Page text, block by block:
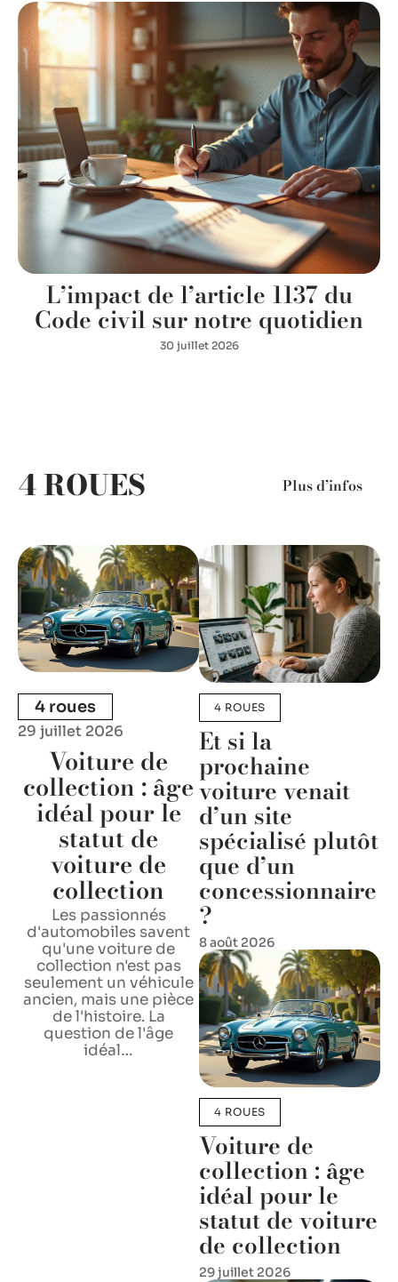
L’impact de l’article 1137 du
Code civil sur notre quotidien
30 juillet 2026
4 ROUES Plus d’infos
4 roues
29 juillet 2026
Voiture de
collection : âge
idéal pour le
statut de
voiture de
collection
Les passionnés
d'automobiles savent
qu'une voiture de
collection n'est pas
seulement un véhicule
ancien, mais une pièce
de l'histoire. La
question de l'âge
idéal…
4 ROUES
Et si la
prochaine
voiture venait
d’un site
spécialisé plutôt
que d’un
concessionnaire
?
8 août 2026
4 ROUES
Voiture de
collection : âge
idéal pour le
statut de voiture
de collection
29 juillet 2026